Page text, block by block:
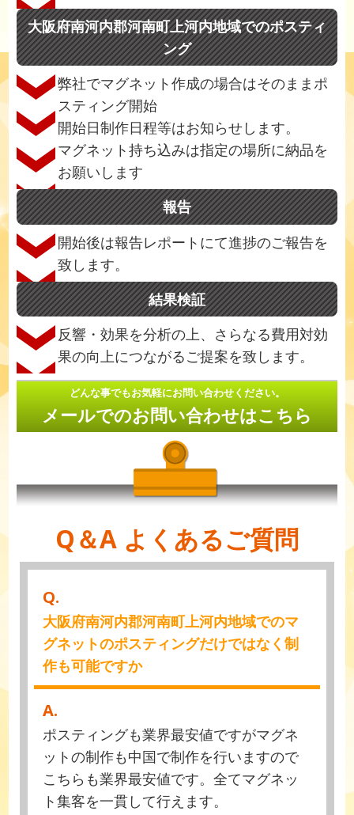
大阪府南河内郡河南町上河内地域でのポスティ
ング
弊社でマグネット作成の場合はそのままポ
スティング開始
開始日制作日程等はお知らせします。
マグネット持ち込みは指定の場所に納品を
お願いします
報告
開始後は報告レポートにて進捗のご報告を
致します。
結果検証
反響・効果を分析の上、さらなる費用対効
果の向上につながるご提案を致します。
どんな事でもお気軽にお問い合わせください。
メールでのお問い合わせはこちら
Q＆A よくあるご質問
Q.
大阪府南河内郡河南町上河内地域でのマ
グネットのポスティングだけではなく制
作も可能ですか
A.
ポスティングも業界最安値ですがマグネ
ットの制作も中国で制作を行いますので
こちらも業界最安値です。全てマグネッ
ト集客を一貫して行えます。